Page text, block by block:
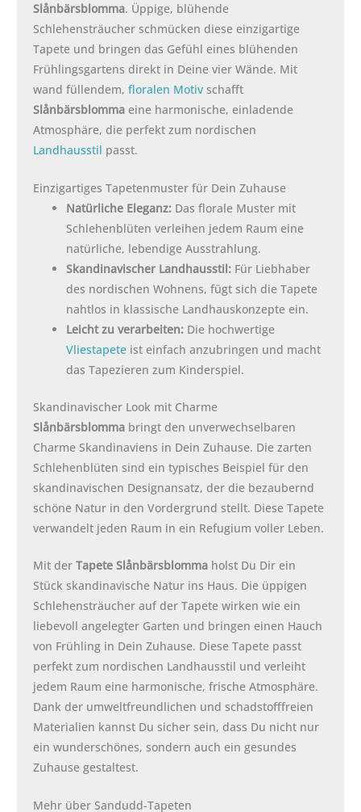
Slånbärsblomma. Üppige, blühende
Schlehensträucher schmücken diese einzigartige
Tapete und bringen das Gefühl eines blühenden
Frühlingsgartens direkt in Deine vier Wände. Mit
wand füllendem,floralen Motiv schafft
Slånbärsblomma eine harmonische, einladende
Atmosphäre, die perfekt zum nordischen
Landhausstil passt.
Einzigartiges Tapetenmuster für Dein Zuhause
Natürliche Eleganz: Das florale Muster mit
Schlehenblüten verleihen jedem Raum eine
natürliche, lebendige Ausstrahlung.
Skandinavischer Landhausstil: Für Liebhaber
des nordischen Wohnens, fügt sich die Tapete
nahtlos in klassische Landhauskonzepte ein.
Leicht zu verarbeiten: Die hochwertige
Vliestapete ist einfach anzubringen und macht
das Tapezieren zum Kinderspiel.
Skandinavischer Look mit Charme
Slånbärsblomma bringt den unverwechselbaren
Charme Skandinaviens in Dein Zuhause. Die zarten
Schlehenblüten sind ein typisches Beispiel für den
skandinavischen Designansatz, der die bezaubernd
schöne Natur in den Vordergrund stellt. Diese Tapete
verwandelt jeden Raum in ein Refugium voller Leben.
Mit derTapete Slånbärsblomma holst Du Dir ein
Stück skandinavische Natur ins Haus. Die üppigen
Schlehensträucher auf der Tapete wirken wie ein
liebevoll angelegter Garten und bringen einen Hauch
von Frühling in Dein Zuhause. Diese Tapete passt
perfekt zum nordischen Landhausstil und verleiht
jedem Raum eine harmonische, frische Atmosphäre.
Dank der umweltfreundlichen und schadstofffreien
Materialien kannst Du sicher sein, dass Du nicht nur
ein wunderschönes, sondern auch ein gesundes
Zuhause gestaltest.
Mehr über Sandudd-Tapeten